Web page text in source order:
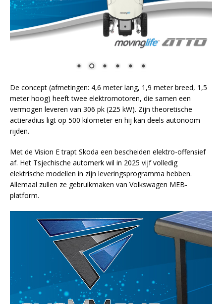
De concept (afmetingen: 4,6 meter lang, 1,9 meter breed, 1,5
meter hoog) heeft twee elektromotoren, die samen een
vermogen leveren van 306 pk (225 kW). Zijn theoretische
actieradius ligt op 500 kilometer en hij kan deels autonoom
rijden.
Met de Vision E trapt Skoda een bescheiden elektro-offensief
af. Het Tsjechische automerk wil in 2025 vijf volledig
elektrische modellen in zijn leveringsprogramma hebben.
Allemaal zullen ze gebruikmaken van Volkswagen MEB-
platform.